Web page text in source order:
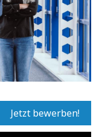
Jetzt bewerben!